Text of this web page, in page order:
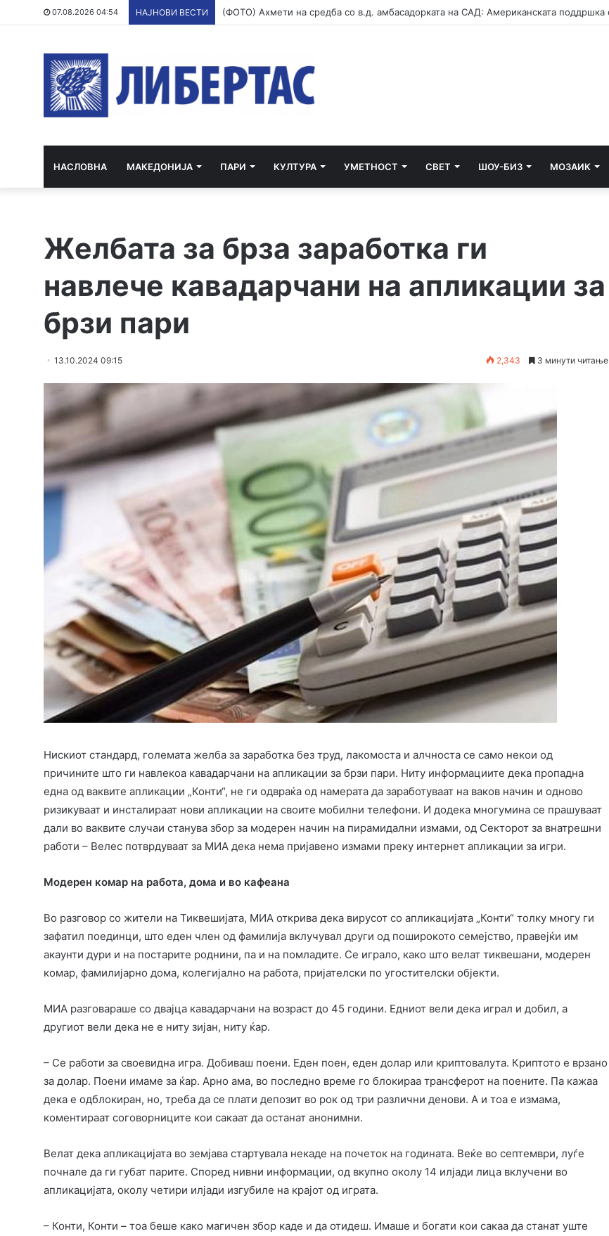
07.08.2026 04:54 НАЈНОВИ ВЕСТИ
НАСЛОВНА МАКЕДОНИЈА ПАРИ КУЛТУРА УМЕТНОСТ СВЕТ ШОУ-БИЗ МОЗАИК
Желбата за брза заработка ги
навлече кавадарчани на апликации за
брзи пари
13.10.2024 09:15 2,343 3 минути читање
Нискиот стандард, големата желба за заработка без труд, лакомоста и алчноста се само некои од
причините што ги навлекоа кавадарчани на апликации за брзи пари. Ниту информациите дека пропадна
една од ваквите апликации „Конти“, не ги одвраќа од намерата да заработуваат на ваков начин и одново
ризикуваат и инсталираат нови апликации на своите мобилни телефони. И додека многумина се прашуваат
дали во ваквите случаи станува збор за модерен начин на пирамидални измами, од Секторот за внатрешни
работи – Велес потврдуваат за МИА дека нема пријавено измами преку интернет апликации за игри.
Модерен комар на работа, дома и во кафеана
Во разговор со жители на Тиквешијата, МИА открива дека вирусот со апликацијата „Конти“ толку многу ги
зафатил поединци, што еден член од фамилија вклучувал други од поширокото семејство, правејќи им
акаунти дури и на постарите роднини, па и на помладите. Се играло, како што велат тиквешани, модерен
комар, фамилијарно дома, колегијално на работа, пријателски по угостителски објекти.
МИА разговараше со двајца кавадарчани на возраст до 45 години. Едниот вели дека играл и добил, а
другиот вели дека не е ниту зијан, ниту ќар.
– Се работи за своевидна игра. Добиваш поени. Еден поен, еден долар или криптовалута. Криптото е врзано
за долар. Поени имаме за ќар. Арно ама, во последно време го блокираа трансферот на поените. Па кажаа
дека е одблокиран, но, треба да се плати депозит во рок од три различни денови. А и тоа е измама,
коментираат соговорниците кои сакаат да останат анонимни.
Велат дека апликацијата во земјава стартувала некаде на почеток на годината. Веќе во септември, луѓе
почнале да ги губат парите. Според нивни информации, од вкупно околу 14 илјади лица вклучени во
апликацијата, околу четири илјади изгубиле на крајот од играта.
– Конти, Конти – тоа беше како магичен збор каде и да отидеш. Имаше и богати кои сакаа да станат уште